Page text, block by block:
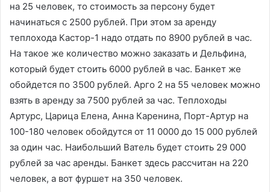
на 25 человек, то стоимость за персону будет
начинаться с 2500 рублей. При этом за аренду
теплохода Кастор-1 надо отдать по 8900 рублей в час.
На такое же количество можно заказать и Дельфина,
который будет стоить 6000 рублей в час. Банкет же
обойдется по 3500 рублей. Арго 2 на 55 человек можно
взять в аренду за 7500 рублей за час. Теплоходы
Артурс, Царица Елена, Анна Каренина, Порт-Артур на
100-180 человек обойдутся от 11 0000 до 15 000 рублей
за один час. Наибольший Ватель будет стоить 29 000
рублей за час аренды. Банкет здесь рассчитан на 220
человек, а вот фуршет на 350 человек.